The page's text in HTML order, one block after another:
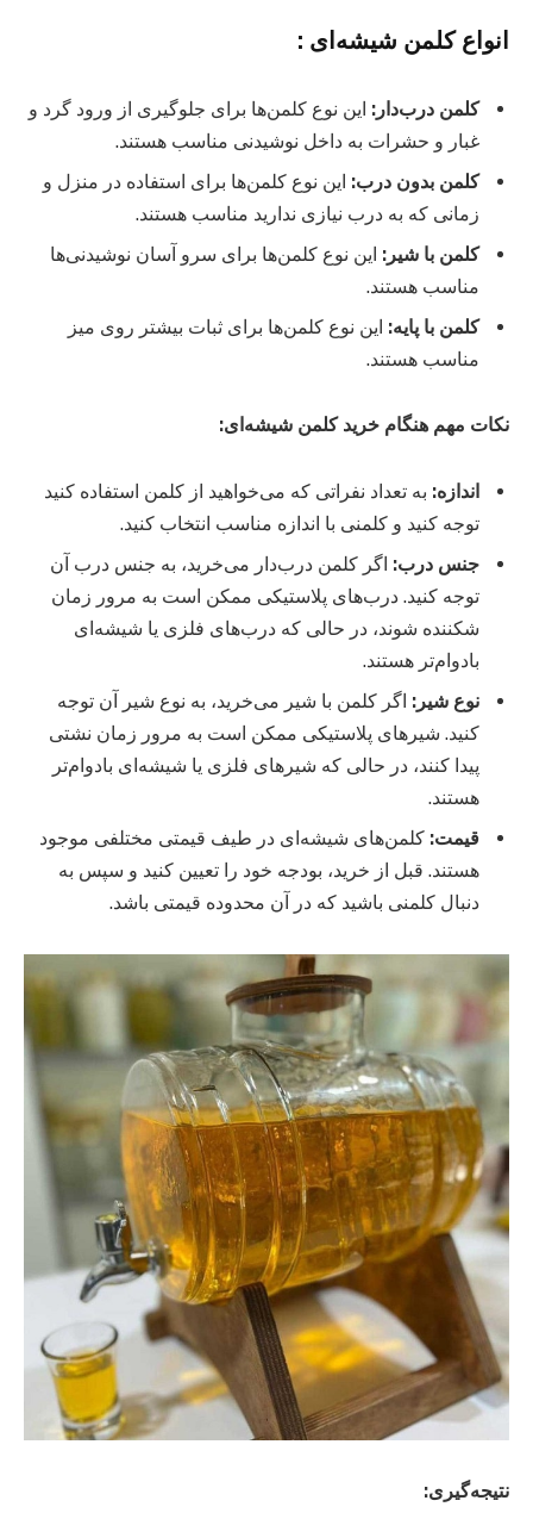
انواع کلمن شیشه‌ای :
کلمن درب‌دار: این نوع کلمن‌ها برای جلوگیری از ورود گرد و
غبار و حشرات به داخل نوشیدنی مناسب هستند.
کلمن بدون درب: این نوع کلمن‌ها برای استفاده در منزل و
زمانی که به درب نیازی ندارید مناسب هستند.
کلمن با شیر: این نوع کلمن‌ها برای سرو آسان نوشیدنی‌ها
مناسب هستند.
کلمن با پایه: این نوع کلمن‌ها برای ثبات بیشتر روی میز
مناسب هستند.
نکات مهم هنگام خرید کلمن شیشه‌ای:
اندازه: به تعداد نفراتی که می‌خواهید از کلمن استفاده کنید
توجه کنید و کلمنی با اندازه مناسب انتخاب کنید.
جنس درب: اگر کلمن درب‌دار می‌خرید، به جنس درب آن
توجه کنید. درب‌های پلاستیکی ممکن است به مرور زمان
شکننده شوند، در حالی که درب‌های فلزی یا شیشه‌ای
بادوام‌تر هستند.
نوع شیر: اگر کلمن با شیر می‌خرید، به نوع شیر آن توجه
کنید. شیرهای پلاستیکی ممکن است به مرور زمان نشتی
پیدا کنند، در حالی که شیرهای فلزی یا شیشه‌ای بادوام‌تر
هستند.
قیمت: کلمن‌های شیشه‌ای در طیف قیمتی مختلفی موجود
هستند. قبل از خرید، بودجه خود را تعیین کنید و سپس به
دنبال کلمنی باشید که در آن محدوده قیمتی باشد.
نتیجه‌گیری: